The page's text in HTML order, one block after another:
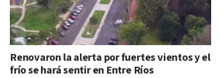
Renovaron la alerta por fuertes vientos y el
frío se hará sentir en Entre Ríos